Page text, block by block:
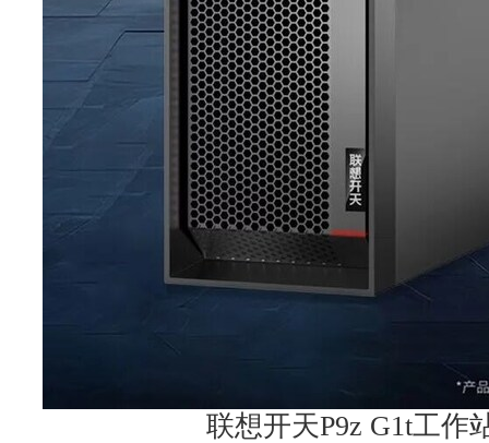
联想开天P9z G1t工作